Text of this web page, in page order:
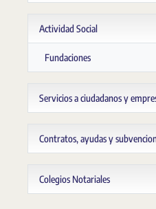
Actividad Social
Fundaciones
Servicios a ciudadanos y
Contratos, ayudas y
Colegios Notariales